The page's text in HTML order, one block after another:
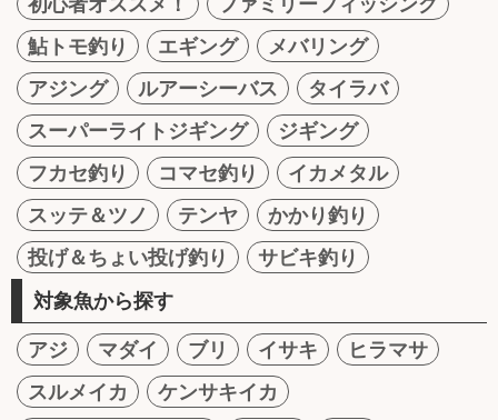
鮎トモ釣り
エギング
メバリング
アジング
ルアーシーバス
タイラバ
スーパーライトジギング
ジギング
フカセ釣り
コマセ釣り
イカメタル
スッテ＆ツノ
テンヤ
かかり釣り
投げ＆ちょい投げ釣り
サビキ釣り
対象魚から探す
アジ マダイ ブリ イサキ
ヒラマサ
スルメイカ
ケンサキイカ